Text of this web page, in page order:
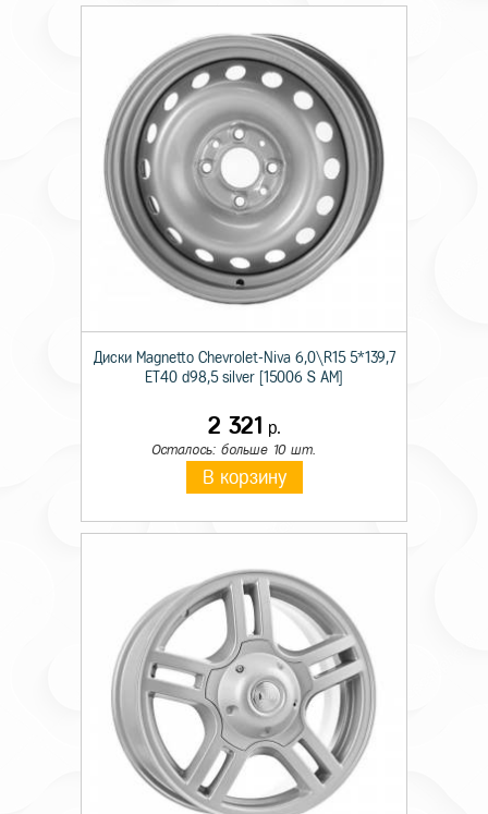
Диски Magnetto Chevrolet-Niva 6,0\R15 5*139,7
ET40 d98,5 silver [15006 S AM]
2 321 р.
Осталось: больше 10 шт.
В корзину